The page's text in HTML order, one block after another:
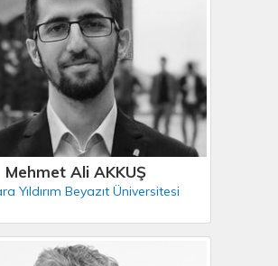
Mehmet Ali AKKUŞ
Yıldırım Beyazıt Üniversitesi